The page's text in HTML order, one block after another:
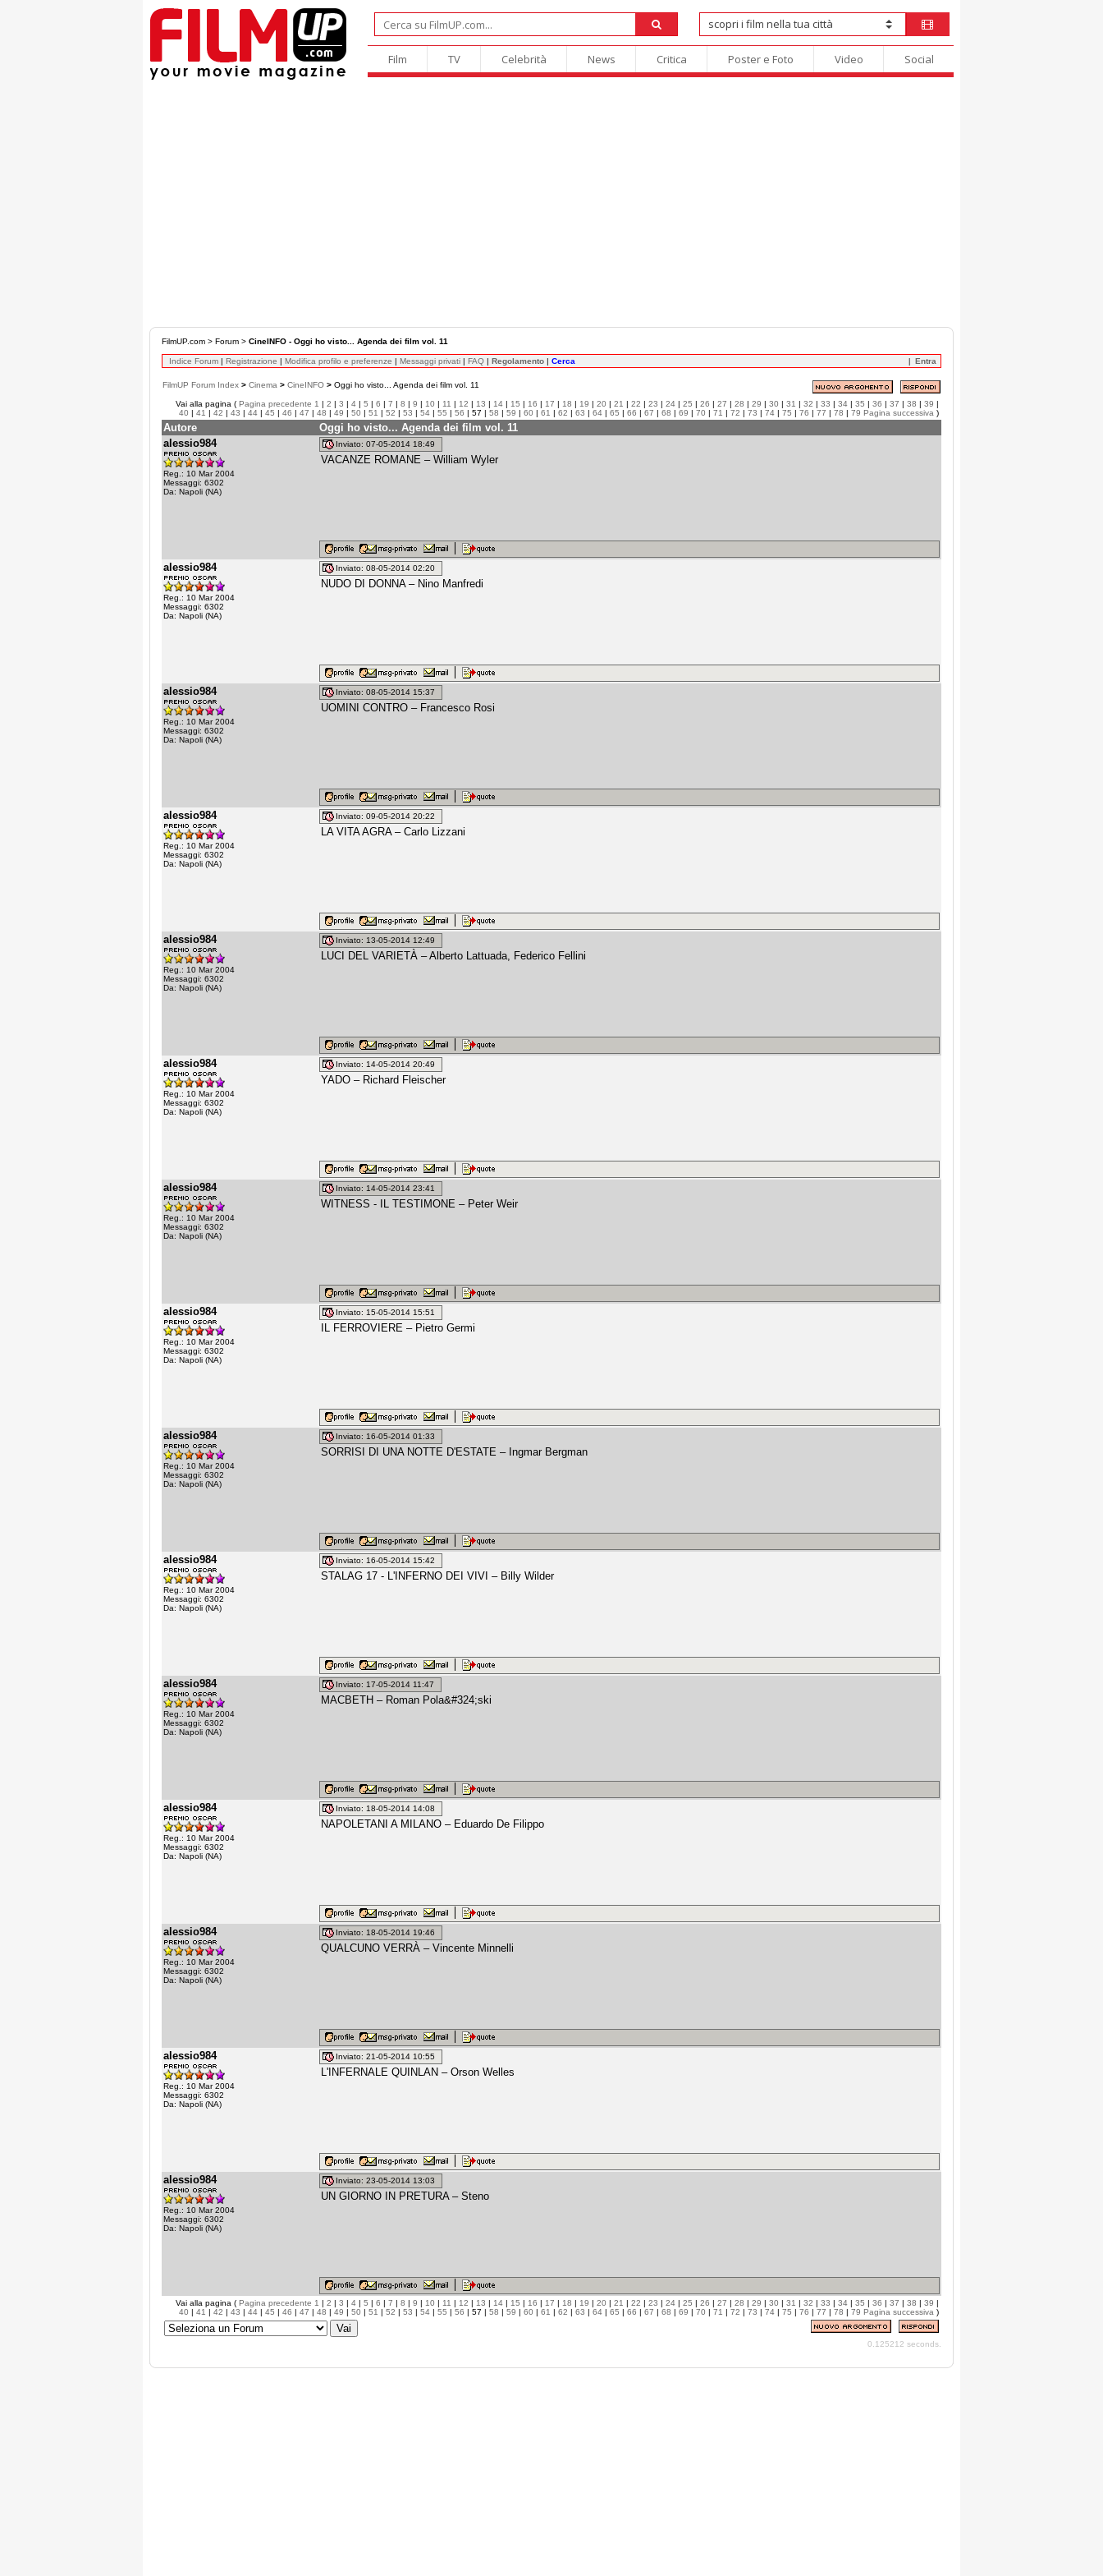
Film TV Celebrità News Critica Poster e Foto Video Social
FilmUP.com > Forum > CineINFO - Oggi ho visto... Agenda dei film vol. 11
Indice Forum | Registrazione | Modifica profilo e preferenze | Messaggi privati | FAQ | Regolamento | Cerca Entra
FilmUP Forum Index > Cinema > CineINFO > Oggi ho visto... Agenda dei film vol. 11
Vai alla pagina ( Pagina precedente 1 | 2 | 3 | 4 | 5 | 6 | 7 | 8 | 9 | 10 | 11 | 12 | 13 | 14 | 15 | 16 | 17 | 18 | 19 | 20 | 21 | 22 | 23 | 24 | 25 | 26 | 27 | 28 | 29 | 30 | 31 | 32 | 33 | 34 | 35 | 36 | 37 | 38 | 39 |
40 | 41 | 42 | 43 | 44 | 45 | 46 | 47 | 48 | 49 | 50 | 51 | 52 | 53 | 54 | 55 | 56 | 57 | 58 | 59 | 60 | 61 | 62 | 63 | 64 | 65 | 66 | 67 | 68 | 69 | 70 | 71 | 72 | 73 | 74 | 75 | 76 | 77 | 78 | 79 Pagina successiva )
Autore
Oggi ho visto... Agenda dei film vol. 11
alessio984
Reg.: 10 Mar 2004
Messaggi: 6302
Da: Napoli (NA)
Inviato: 07-05-2014 18:49
VACANZE ROMANE – William Wyler
alessio984
Reg.: 10 Mar 2004
Messaggi: 6302
Da: Napoli (NA)
Inviato: 08-05-2014 02:20
NUDO DI DONNA – Nino Manfredi
alessio984
Reg.: 10 Mar 2004
Messaggi: 6302
Da: Napoli (NA)
Inviato: 08-05-2014 15:37
UOMINI CONTRO – Francesco Rosi
alessio984
Reg.: 10 Mar 2004
Messaggi: 6302
Da: Napoli (NA)
Inviato: 09-05-2014 20:22
LA VITA AGRA – Carlo Lizzani
alessio984
Reg.: 10 Mar 2004
Messaggi: 6302
Da: Napoli (NA)
Inviato: 13-05-2014 12:49
LUCI DEL VARIETÀ – Alberto Lattuada, Federico Fellini
alessio984
Reg.: 10 Mar 2004
Messaggi: 6302
Da: Napoli (NA)
Inviato: 14-05-2014 20:49
YADO – Richard Fleischer
alessio984
Reg.: 10 Mar 2004
Messaggi: 6302
Da: Napoli (NA)
Inviato: 14-05-2014 23:41
WITNESS - IL TESTIMONE – Peter Weir
alessio984
Reg.: 10 Mar 2004
Messaggi: 6302
Da: Napoli (NA)
Inviato: 15-05-2014 15:51
IL FERROVIERE – Pietro Germi
alessio984
Reg.: 10 Mar 2004
Messaggi: 6302
Da: Napoli (NA)
Inviato: 16-05-2014 01:33
SORRISI DI UNA NOTTE D'ESTATE – Ingmar Bergman
alessio984
Reg.: 10 Mar 2004
Messaggi: 6302
Da: Napoli (NA)
Inviato: 16-05-2014 15:42
STALAG 17 - L'INFERNO DEI VIVI – Billy Wilder
alessio984
Reg.: 10 Mar 2004
Messaggi: 6302
Da: Napoli (NA)
Inviato: 17-05-2014 11:47
MACBETH – Roman Pola&#324;ski
alessio984
Reg.: 10 Mar 2004
Messaggi: 6302
Da: Napoli (NA)
Inviato: 18-05-2014 14:08
NAPOLETANI A MILANO – Eduardo De Filippo
alessio984
Reg.: 10 Mar 2004
Messaggi: 6302
Da: Napoli (NA)
Inviato: 18-05-2014 19:46
QUALCUNO VERRÀ – Vincente Minnelli
alessio984
Reg.: 10 Mar 2004
Messaggi: 6302
Da: Napoli (NA)
Inviato: 21-05-2014 10:55
L'INFERNALE QUINLAN – Orson Welles
alessio984
Reg.: 10 Mar 2004
Messaggi: 6302
Da: Napoli (NA)
Inviato: 23-05-2014 13:03
UN GIORNO IN PRETURA – Steno
Vai alla pagina ( Pagina precedente 1 | 2 | 3 | 4 | 5 | 6 | 7 | 8 | 9 | 10 | 11 | 12 | 13 | 14 | 15 | 16 | 17 | 18 | 19 | 20 | 21 | 22 | 23 | 24 | 25 | 26 | 27 | 28 | 29 | 30 | 31 | 32 | 33 | 34 | 35 | 36 | 37 | 38 | 39 |
40 | 41 | 42 | 43 | 44 | 45 | 46 | 47 | 48 | 49 | 50 | 51 | 52 | 53 | 54 | 55 | 56 | 57 | 58 | 59 | 60 | 61 | 62 | 63 | 64 | 65 | 66 | 67 | 68 | 69 | 70 | 71 | 72 | 73 | 74 | 75 | 76 | 77 | 78 | 79 Pagina successiva )
0.125212 seconds.